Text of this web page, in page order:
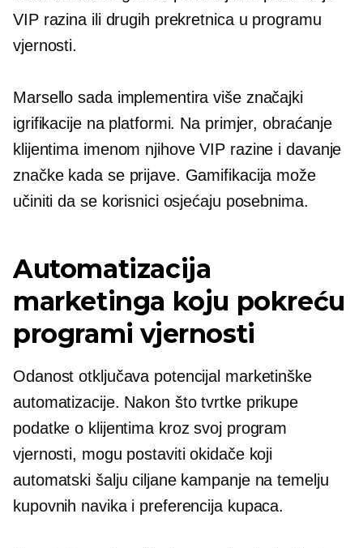
VIP razina ili drugih prekretnica u programu
vjernosti.
Marsello sada implementira više značajki
igrifikacije na platformi. Na primjer, obraćanje
klijentima imenom njihove VIP razine i davanje
značke kada se prijave. Gamifikacija može
učiniti da se korisnici osjećaju posebnima.
Automatizacija
marketinga koju pokreću
programi vjernosti
Odanost otključava potencijal marketinške
automatizacije. Nakon što tvrtke prikupe
podatke o klijentima kroz svoj program
vjernosti, mogu postaviti okidače koji
automatski šalju ciljane kampanje na temelju
kupovnih navika i preferencija kupaca.